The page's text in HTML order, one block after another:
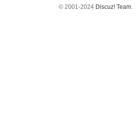
© 2001-2024 Discuz! Team.